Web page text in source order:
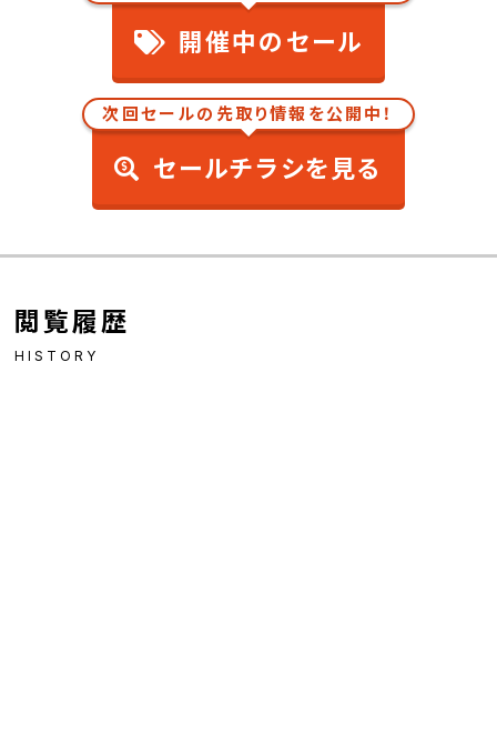
開催中のセール
次回セールの先取り情報を公開中！
セールチラシを見る
閲覧履歴
HISTORY